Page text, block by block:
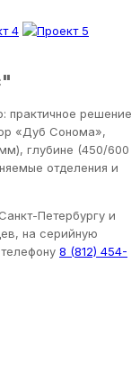
практичное решение
«Дуб Сонома»,
глубине (450/600
отделения и
Петербургу и
на серийную
8 (812) 454-